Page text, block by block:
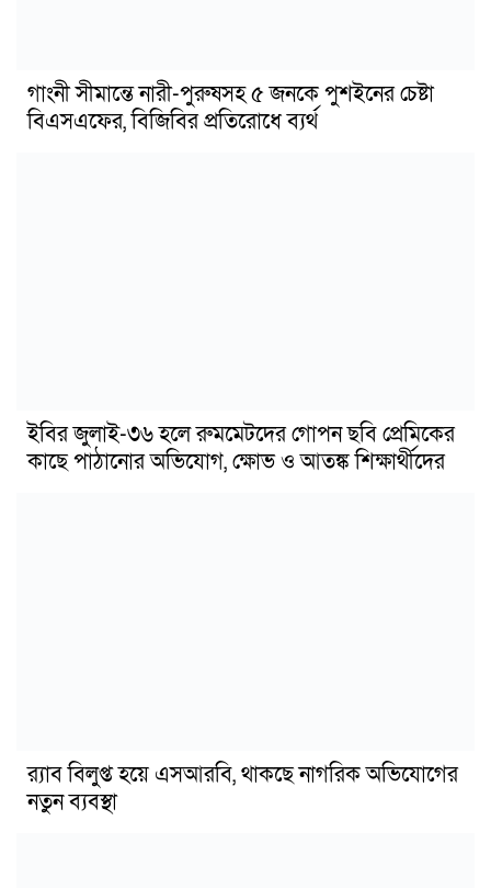
গাংনী সীমান্তে নারী-পুরুষসহ ৫ জনকে পুশইনের চেষ্টা
বিএসএফের, বিজিবির প্রতিরোধে ব্যর্থ
ইবির জুলাই-৩৬ হলে রুমমেটদের গোপন ছবি প্রেমিকের
কাছে পাঠানোর অভিযোগ, ক্ষোভ ও আতঙ্ক শিক্ষার্থীদের
র‍্যাব বিলুপ্ত হয়ে এসআরবি, থাকছে নাগরিক অভিযোগের
নতুন ব্যবস্থা